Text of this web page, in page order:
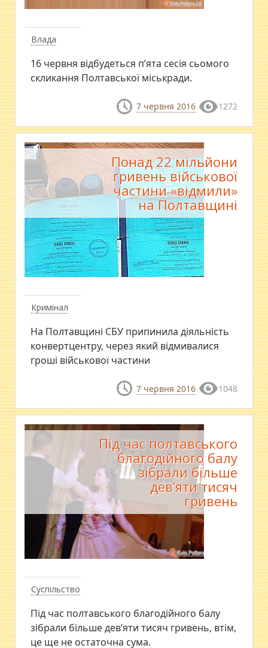
Влада
16 червня відбудеться п’ята сесія сьомого
скликання Полтавської міськради.
7 червня 2016 1272
Кримінал
Понад 22 мільйони
гривень військової
частини «відмили»
на Полтавщині
​На Полтавщині СБУ припинила діяльність
конвертцентру, через який відмивалися
гроші військової частини
7 червня 2016 1048
Суспільство
Під час полтавського
благодійного балу
зібрали більше
дев’яти тисяч
гривень
Під час полтавського благодійного балу
зібрали більше дев’яти тисяч гривень, втім,
це ще не остаточна сума.